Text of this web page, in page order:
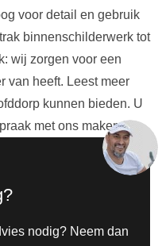
voor detail en gebruik
binnenschilderwerk tot
wij zorgen voor een
van heeft. Leest meer
kunnen bieden. U
met ons maken kan.
nodig? Neem dan